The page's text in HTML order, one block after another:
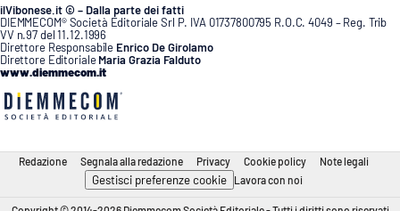
ilVibonese.it © – Dalla parte dei fatti
DIEMMECOM® Società Editoriale Srl P. IVA 01737800795 R.O.C. 4049 – Reg. Trib
VV n.97 del 11.12.1996
Direttore Responsabile Enrico De Girolamo
Direttore Editoriale Maria Grazia Falduto
www.diemmecom.it
Redazione Segnala alla redazione Privacy Cookie policy Note legali
Gestisci preferenze cookie Lavora con noi